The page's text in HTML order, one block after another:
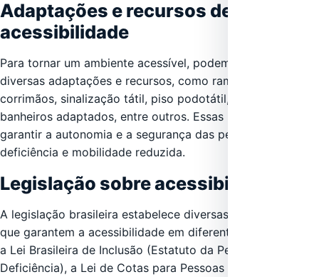
Adaptações e recursos de
acessibilidade
Para tornar um ambiente acessível, podem ser necessárias
diversas adaptações e recursos, como rampas de acesso,
corrimãos, sinalização tátil, piso podotátil, elevadores,
banheiros adaptados, entre outros. Essas medidas visam
garantir a autonomia e a segurança das pessoas com
deficiência e mobilidade reduzida.
Legislação sobre acessibilidade
A legislação brasileira estabelece diversas leis e decretos
que garantem a acessibilidade em diferentes áreas, como
a Lei Brasileira de Inclusão (Estatuto da Pessoa com
Deficiência), a Lei de Cotas para Pessoas com Deficiência